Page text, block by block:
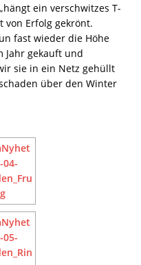
ein verschwitzes T-
von Erfolg gekrönt.
fast wieder die Höhe
Jahr gekauft und
sie in ein Netz gehüllt
über den Winter